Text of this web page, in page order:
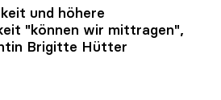
und höhere
"können wir mittragen",
Brigitte Hütter